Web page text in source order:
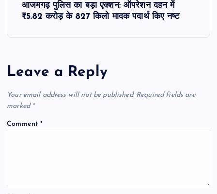
a
v
i
आजमगढ़ पुलिस का बड़ा एक्शन: ऑपरेशन दहन में
₹5.82 करोड़ के 827 किलो मादक पदार्थ किए नष्ट
Leave a Reply
Your email address will not be published. Required fields are
marked *
Comment*